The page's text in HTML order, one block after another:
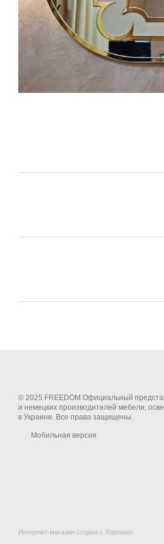
© 2025 FREEDOM Официальный
и немецких производителей мебели,
в Украине. Все права защищены.
Мобильная версия
Интернет-магазин создан с Хорошоп